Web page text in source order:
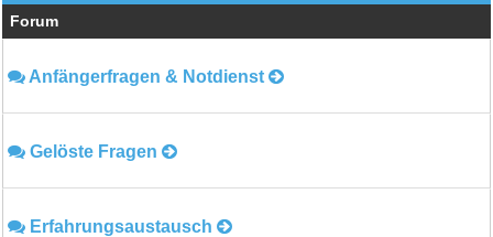
Forum
Anfängerfragen & Notdienst
Gelöste Fragen
Erfahrungsaustausch